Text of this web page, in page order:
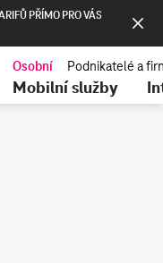
PŘÍMO PRO VÁS
Mobilní služby